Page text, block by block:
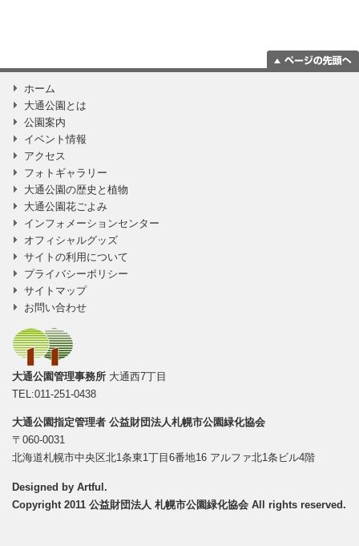
ホーム
大通公園とは
公園案内
イベント情報
アクセス
フォトギャラリー
大通公園の歴史と植物
大通公園花ごよみ
インフォメーションセンター
オフィシャルグッズ
サイトの利用について
プライバシーポリシー
サイトマップ
お問い合わせ
大通公園管理事務所 大通西7丁目
TEL:011-251-0438
大通公園指定管理者 公益財団法人札幌市公園緑化協会
〒060-0031
北海道札幌市中央区北1条東1丁目6番地16 アルファ北1条ビル4階
Designed by Artful .
Copyright 2011 公益財団法人 札幌市公園緑化協会 All rights reserved.